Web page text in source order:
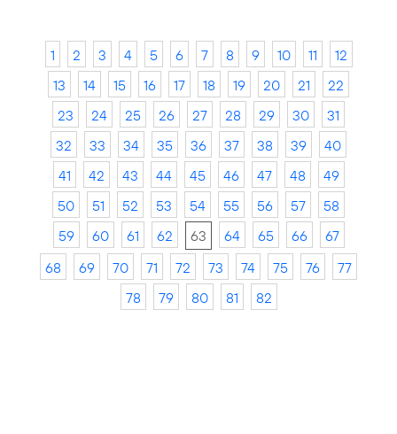
1 2 3 4 5 6 7 8 9 10 11
12
13
14 15 16 17 18 19 20 21
22
23
24 25 26 27 28 29 30
31
32
33 34 35 36 37 38 39
40
41
42 43 44 45 46 47 48
49
50
51 52 53 54 55 56 57
58
59
60 61 62 63 64 65 66
67
68
69 70 71 72 73 74 75 76
77
78
79 80 81 82